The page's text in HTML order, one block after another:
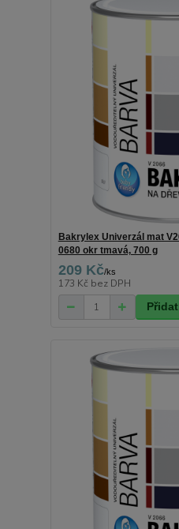
Bakrylex Univerzál mat
0680 okr tmavá, 700 g
209 Kč/ks
173 Kč bez DPH